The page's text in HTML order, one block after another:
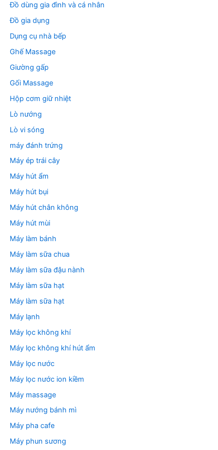
Đồ dùng gia đình và cá nhân
Đồ gia dụng
Dụng cụ nhà bếp
Ghế Massage
Giường gấp
Gối Massage
Hộp cơm giữ nhiệt
Lò nướng
Lò vi sóng
máy đánh trứng
Máy ép trái cây
Máy hút ẩm
Máy hút bụi
Máy hút chân không
Máy hút mùi
Máy làm bánh
Máy làm sữa chua
Máy làm sữa đậu nành
Máy làm sữa hạt
Máy làm sữa hạt
Máy lạnh
Máy lọc không khí
Máy lọc không khí hút ẩm
Máy lọc nước
Máy lọc nước ion kiềm
Máy massage
Máy nướng bánh mì
Máy pha cafe
Máy phun sương